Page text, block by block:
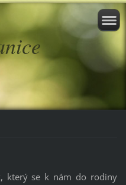
který se k nám do rodiny